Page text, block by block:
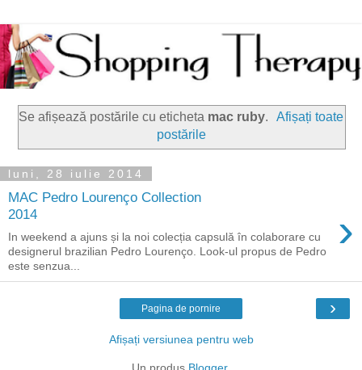
Se afișează postările cu eticheta mac ruby.
Afișați toate
postările
luni, 28 iulie 2014
MAC Pedro Lourenço Collection
2014
›
In weekend a ajuns și la noi colecția capsulă în colaborare cu
designerul brazilian Pedro Lourenço. Look-ul propus de Pedro
este senzua...
›
Pagina de pornire
Afișați versiunea pentru web